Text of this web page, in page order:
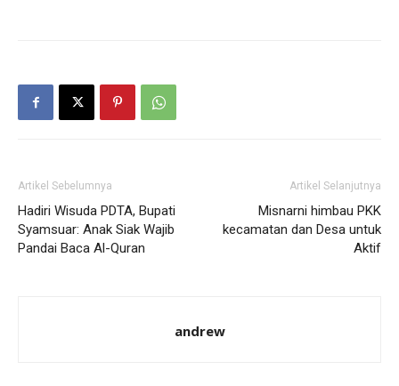
Artikel Sebelumnya
Hadiri Wisuda PDTA, Bupati
Syamsuar: Anak Siak Wajib
Pandai Baca Al-Quran
Artikel Selanjutnya
Misnarni himbau PKK
kecamatan dan Desa untuk
Aktif
andrew